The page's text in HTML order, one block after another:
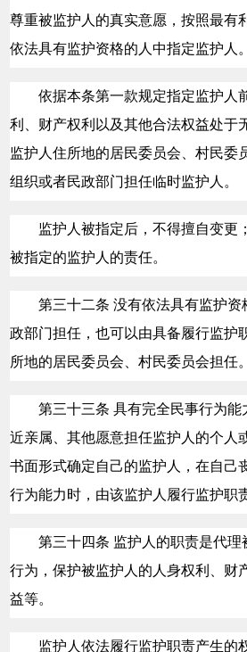
尊重被监护人的真实意愿，按照最有
依法具有监护资格的人中指定监护人。
依据本条第一款规定指定监护人
利、财产权利以及其他合法权益处于
监护人住所地的居民委员会、村民委
组织或者民政部门担任临时监护人。
监护人被指定后，不得擅自变更
被指定的监护人的责任。
第三十二条 没有依法具有监护资
政部门担任，也可以由具备履行监护
所地的居民委员会、村民委员会担任。
第三十三条 具有完全民事行为能
近亲属、其他愿意担任监护人的个人
书面形式确定自己的监护人，在自己
行为能力时，由该监护人履行监护职
第三十四条 监护人的职责是代理
行为，保护被监护人的人身权利、财
益等。
监护人依法履行监护职责产生的权